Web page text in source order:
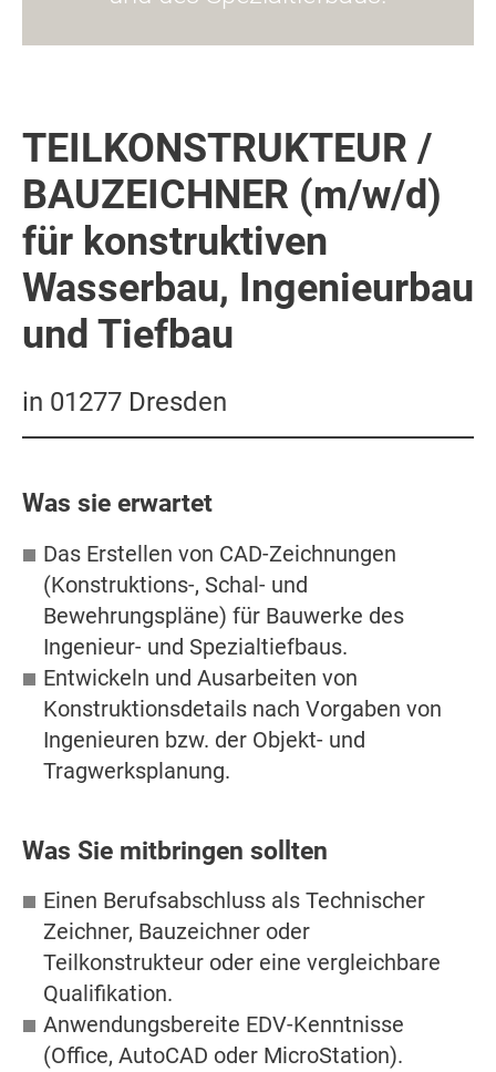
TEILKONSTRUKTEUR /
BAUZEICHNER (m/w/d)
für konstruktiven
Wasserbau, Ingenieurbau
und Tiefbau
in 01277 Dresden
Was sie erwartet
Das Erstellen von CAD-Zeichnungen
(Konstruktions-, Schal- und
Bewehrungspläne) für Bauwerke des
Ingenieur- und Spezialtiefbaus.
Entwickeln und Ausarbeiten von
Konstruktionsdetails nach Vorgaben von
Ingenieuren bzw. der Objekt- und
Tragwerksplanung.
Was Sie mitbringen sollten
Einen Berufsabschluss als Technischer
Zeichner, Bauzeichner oder
Teilkonstrukteur oder eine vergleichbare
Qualifikation.
Anwendungsbereite EDV-Kenntnisse
(Office, AutoCAD oder MicroStation).